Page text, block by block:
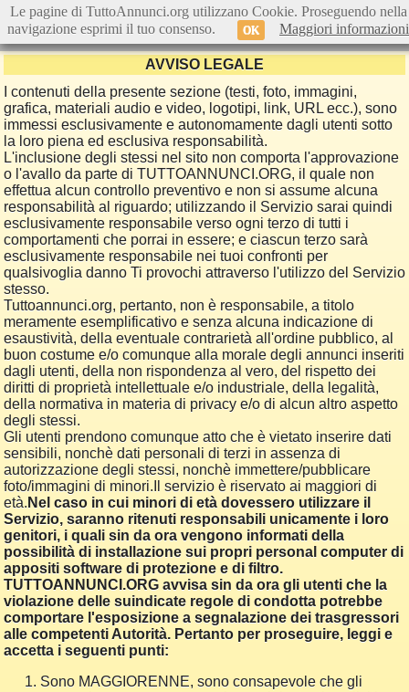
AVVISO LEGALE
I contenuti della presente sezione (testi, foto, immagini,
grafica, materiali audio e video, logotipi, link, URL ecc.), sono
immessi esclusivamente e autonomamente dagli utenti sotto
la loro piena ed esclusiva responsabilità.
L'inclusione degli stessi nel sito non comporta l'approvazione
o l'avallo da parte di TUTTOANNUNCI.ORG, il quale non
effettua alcun controllo preventivo e non si assume alcuna
responsabilità al riguardo; utilizzando il Servizio sarai quindi
esclusivamente responsabile verso ogni terzo di tutti i
comportamenti che porrai in essere; e ciascun terzo sarà
esclusivamente responsabile nei tuoi confronti per
qualsivoglia danno Ti provochi attraverso l'utilizzo del Servizio
stesso.
Tuttoannunci.org, pertanto, non è responsabile, a titolo
meramente esemplificativo e senza alcuna indicazione di
esaustività, della eventuale contrarietà all'ordine pubblico, al
buon costume e/o comunque alla morale degli annunci inseriti
dagli utenti, della non rispondenza al vero, del rispetto dei
diritti di proprietà intellettuale e/o industriale, della legalità,
della normativa in materia di privacy e/o di alcun altro aspetto
degli stessi.
Gli utenti prendono comunque atto che è vietato inserire dati
sensibili, nonchè dati personali di terzi in assenza di
autorizzazione degli stessi, nonchè immettere/pubblicare
foto/immagini di minori.Il servizio è riservato ai maggiori di
età. Nel caso in cui minori di età dovessero utilizzare il
Servizio, saranno ritenuti responsabili unicamente i loro
genitori, i quali sin da ora vengono informati della
possibilità di installazione sui propri personal computer di
appositi software di protezione e di filtro.
TUTTOANNUNCI.ORG avvisa sin da ora gli utenti che la
violazione delle suindicate regole di condotta potrebbe
comportare l'esposizione a segnalazione dei trasgressori
alle competenti Autorità. Pertanto per proseguire, leggi e
accetta i seguenti punti:
Sono MAGGIORENNE, sono consapevole che gli
Le pagine di TuttoAnnunci.org utilizzano Cookie. Proseguendo nella
navigazione esprimi il tuo consenso.
OK Maggiori informazioni